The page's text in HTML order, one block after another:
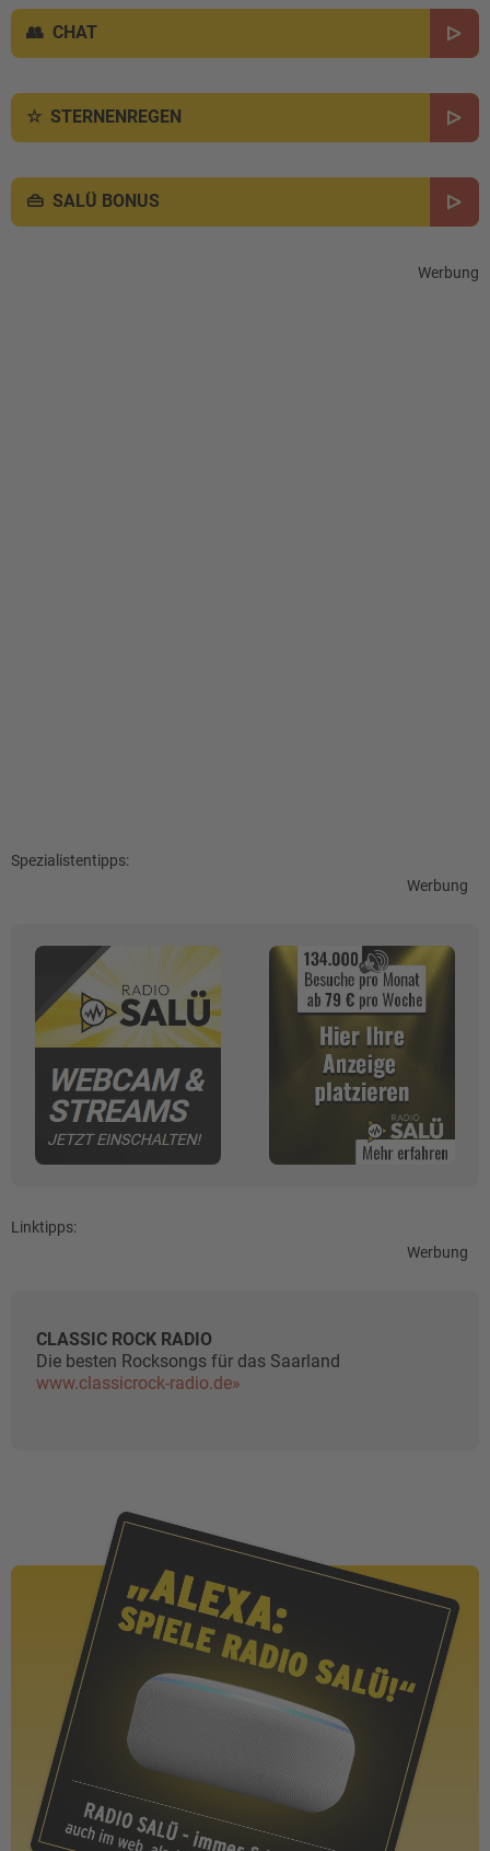
CHAT
STERNENREGEN
SALÜ BONUS
Werbung
Spezialistentipps:
Werbung
Linktipps:
Werbung
CLASSIC ROCK RADIO
Die besten Rocksongs für das Saarland
www.classicrock-radio.de»